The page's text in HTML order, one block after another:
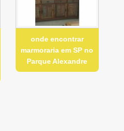
onde encontrar
marmoraria em SP no
Parque Alexandre